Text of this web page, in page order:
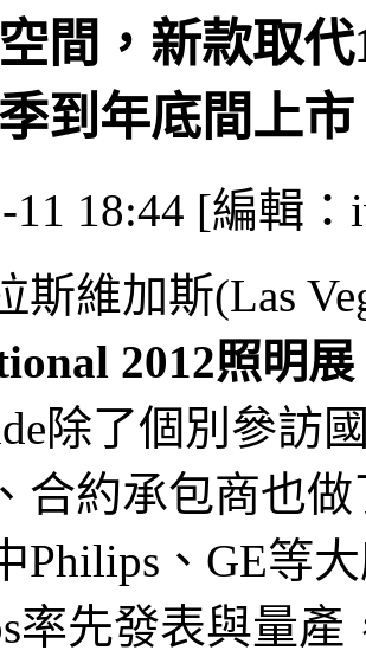
間，新款取
到年底間上市
11 18:44 [編輯：
斯維加斯(Las
2012照明展
除了個別參訪
合約承包商也
Philips、GE等
率先發表與量